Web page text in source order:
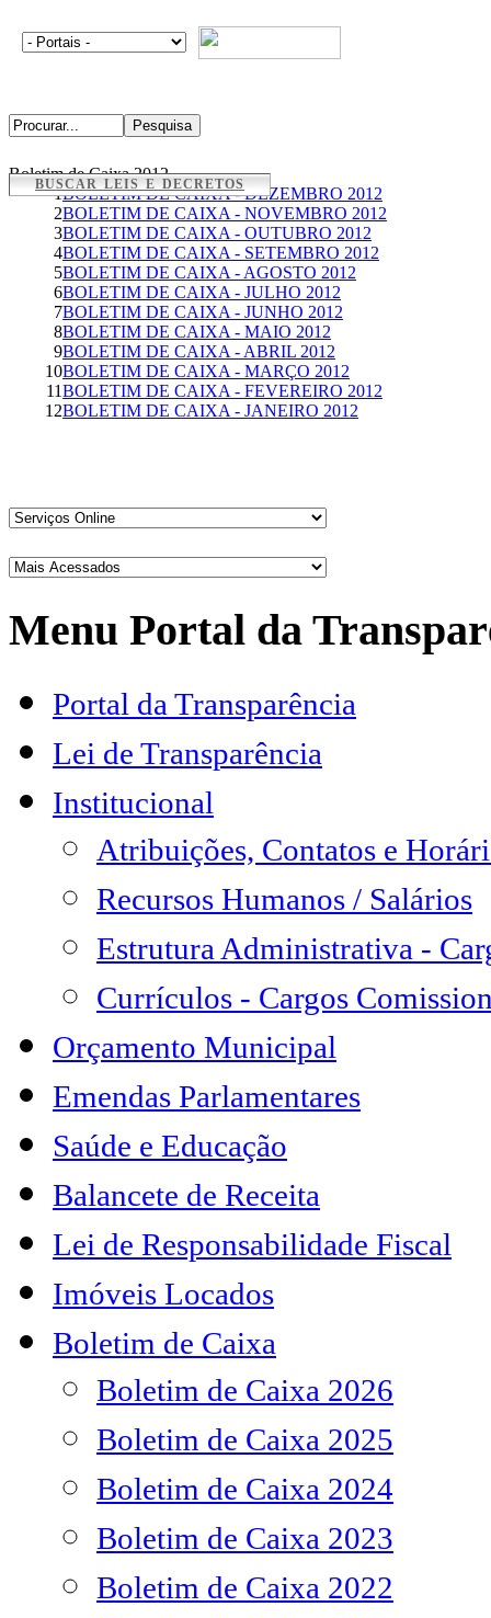
BUSCAR LEIS E DECRETOS
Boletim de Caixa 2012
1BOLETIM DE CAIXA - DEZEMBRO 2012
2BOLETIM DE CAIXA - NOVEMBRO 2012
3BOLETIM DE CAIXA - OUTUBRO 2012
4BOLETIM DE CAIXA - SETEMBRO 2012
5BOLETIM DE CAIXA - AGOSTO 2012
6BOLETIM DE CAIXA - JULHO 2012
7BOLETIM DE CAIXA - JUNHO 2012
8BOLETIM DE CAIXA - MAIO 2012
9BOLETIM DE CAIXA - ABRIL 2012
10BOLETIM DE CAIXA - MARÇO 2012
11BOLETIM DE CAIXA - FEVEREIRO 2012
12BOLETIM DE CAIXA - JANEIRO 2012
Menu Portal da
Portal da Transparência
Lei de Transparência
Institucional
Atribuições, Contatos e
Recursos Humanos / Salários
Estrutura Administrativa -
Currículos - Cargos
Orçamento Municipal
Emendas Parlamentares
Saúde e Educação
Balancete de Receita
Lei de Responsabilidade Fiscal
Imóveis Locados
Boletim de Caixa
Boletim de Caixa 2026
Boletim de Caixa 2025
Boletim de Caixa 2024
Boletim de Caixa 2023
Boletim de Caixa 2022